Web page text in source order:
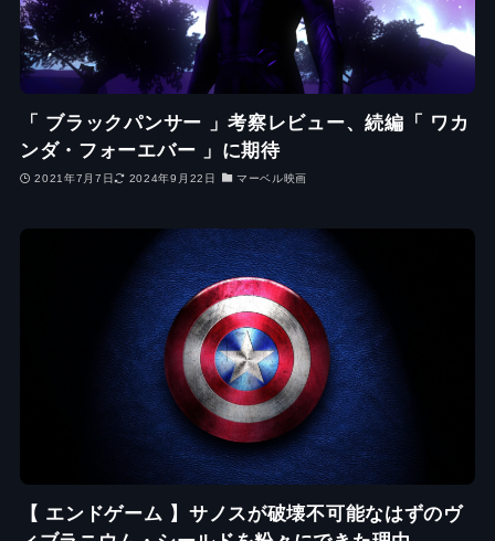
「 ブラックパンサー 」考察レビュー、続編「 ワカ
ンダ・フォーエバー 」に期待
2021年7月7日 2024年9月22日 マーベル映画
【 エンドゲーム 】サノスが破壊不可能なはずのヴ